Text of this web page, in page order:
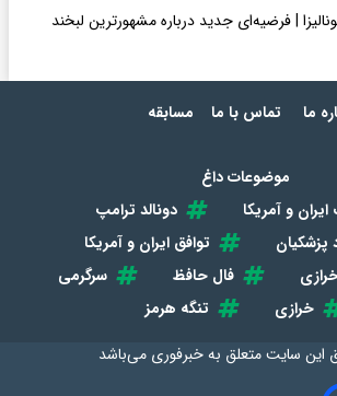
| فرضیه‌ای جدید درباره مشهورترین لبخند
ما تماس با ما مسابقه
موضوعات داغ
و آمریکا
دونالد ترامپ
پزشکیان
توافق ایران و آمریکا
فال حافظ
سرگرمی
خرازی
تنگه هرمز
این سایت متعلق بهخبرفوری می‌باشد